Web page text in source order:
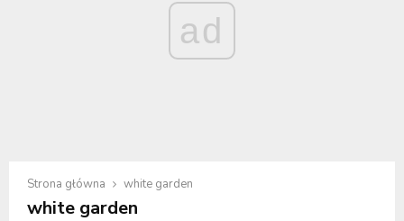
ad
Strona główna white garden
white garden